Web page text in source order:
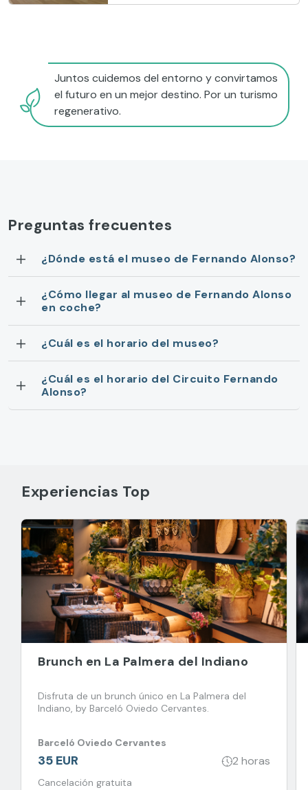
Juntos cuidemos del entorno y convirtamos
el futuro en un mejor destino. Por un turismo
regenerativo.
Preguntas frecuentes
¿Dónde está el museo de Fernando Alonso?
¿Cómo llegar al museo de Fernando Alonso
en coche?
¿Cuál es el horario del museo?
¿Cuál es el horario del Circuito Fernando
Alonso?
Experiencias Top
Brunch en La Palmera del Indiano
Disfruta de un brunch único en La Palmera del
Indiano, by Barceló Oviedo Cervantes.
Barceló Oviedo Cervantes
35 EUR 2 horas
Cancelación gratuita